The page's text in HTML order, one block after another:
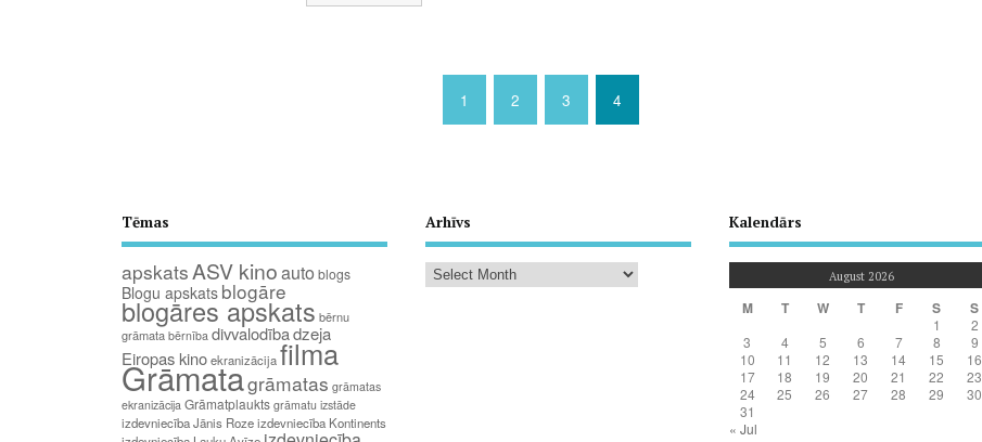
1 2 3 4
Tēmas
apskats ASV kinoauto blogs
Blogu apskats blogāre
blogāres apskats bērnu
grāmata bērnība divvalodībadzeja
Eiropas kinoekranizācijafilma
Grāmatagrāmatas grāmatas
ekranizācija Grāmatplaukts grāmatu izstāde
izdevniecība Jānis Rozeizdevniecība Kontinents
Arhīvs Kalendārs
August 2026
M T W T F S S
1
2
3
4 5 6 7 8
9
10
11 12 13 14 15
16
17
18 19 20 21 22
23
24
25 26 27 28 29
30
31
« Jul